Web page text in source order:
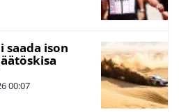
saada ison
00:07